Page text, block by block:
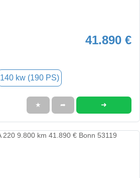
41.890 €
140 kw (190 PS)
★ ➦ ➜